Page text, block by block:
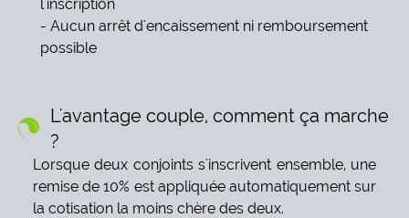
l'inscription
Aucun arrêt d'encaissement ni remboursement
possible
L'avantage couple, comment ça marche
?
Lorsque deux conjoints s'inscrivent ensemble, une
remise de 10% est appliquée automatiquement sur
la cotisation la moins chère des deux.